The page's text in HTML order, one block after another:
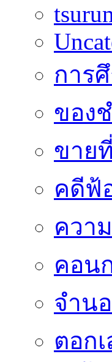
การ
ของ
ขาย
คดีฟ้
ควา
คอน
จำน
ตอก